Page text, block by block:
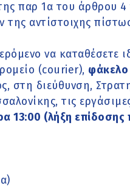
παρ 1α του άρθρου 4
αντίστοιχης
να καταθέσετε
(courier),
στη διεύθυνση,
τις
13:00 (λήξη